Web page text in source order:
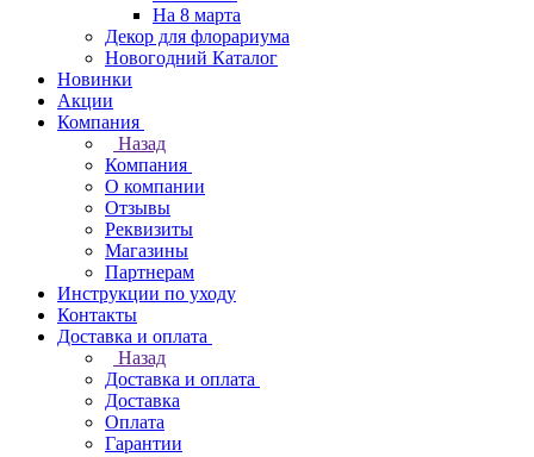
На 8 марта
Декор для флорариума
Новогодний Каталог
Новинки
Акции
Компания
Назад
Компания
О компании
Отзывы
Реквизиты
Магазины
Партнерам
Инструкции по уходу
Контакты
Доставка и оплата
Назад
Доставка и оплата
Доставка
Оплата
Гарантии